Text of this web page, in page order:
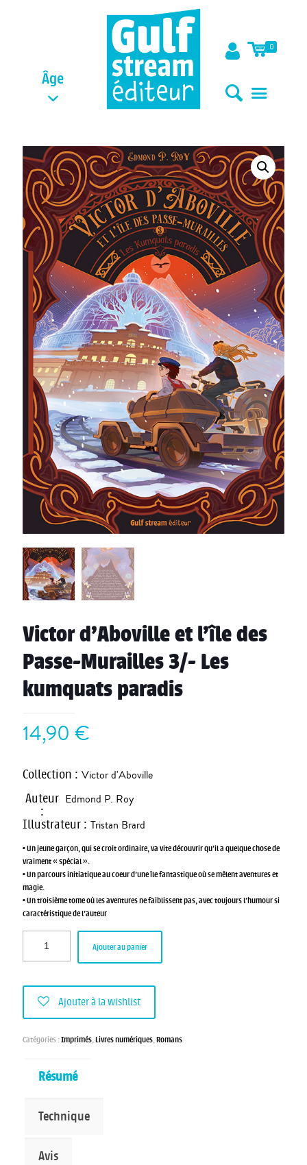
Âge
0
Victor d’Aboville et l’île des
Passe-Murailles 3/- Les
kumquats paradis
14,90 €
Collection : Victor d'Aboville
Auteur
:
Edmond P. Roy
Illustrateur : Tristan Brard
• Un jeune garçon, qui se croit ordinaire, va vite découvrir qu’il a quelque chose de
vraiment « spécial ».
• Un parcours initiatique au coeur d’une île fantastique où se mêlent aventures et
magie.
• Un troisième tome où les aventures ne faiblissent pas, avec toujours l’humour si
caractéristique de l’auteur
Ajouter au panier
Ajouter à la wishlist
Catégories :Imprimés Livres numériques Romans
Résumé
Technique
Avis